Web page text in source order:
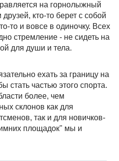
на горнолыжный
кто-то берет с собой
то и вовсе в одиночку. Всех
стремление - не сидеть на
для души и тела.
ехать за границу на
стать частью этого спорта.
более, чем
склонов как для
так и для новичков-
площадок" мы и